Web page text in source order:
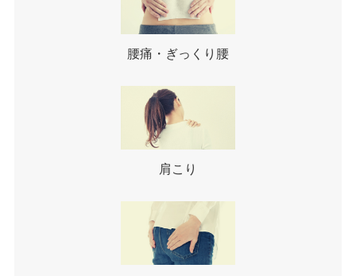
腰痛・ぎっくり腰
肩こり